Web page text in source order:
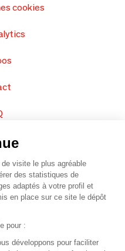
cookies
site
SAFI
visite le plus agréable
des statistiques de
adaptés à votre profil et
en place sur ce site le dépôt
pour :
développons pour faciliter